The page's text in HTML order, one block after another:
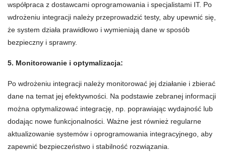
współpraca z dostawcami oprogramowania i specjalistami IT. Po
wdrożeniu integracji należy przeprowadzić testy, aby upewnić się,
że system działa prawidłowo i wymieniają dane w sposób
bezpieczny i sprawny.
5. Monitorowanie i optymalizacja:
Po wdrożeniu integracji należy monitorować jej działanie i zbierać
dane na temat jej efektywności. Na podstawie zebranej informacji
można optymalizować integrację, np. poprawiając wydajność lub
dodając nowe funkcjonalności. Ważne jest również regularne
aktualizowanie systemów i oprogramowania integracyjnego, aby
zapewnić bezpieczeństwo i stabilność rozwiązania.